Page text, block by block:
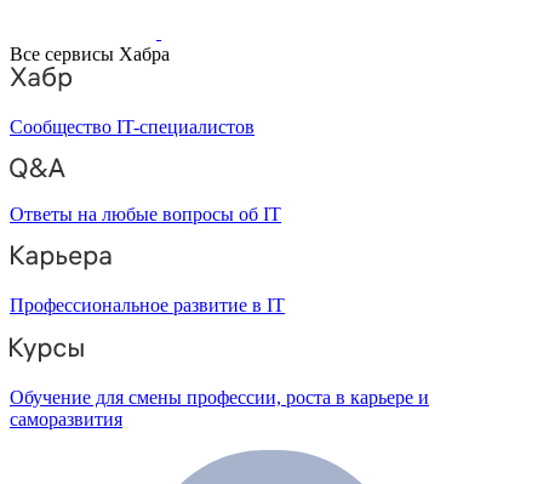
Все сервисы Хабра
Сообщество IT-специалистов
Ответы на любые вопросы об IT
Профессиональное развитие в IT
Обучение для смены профессии, роста в карьере и
саморазвития